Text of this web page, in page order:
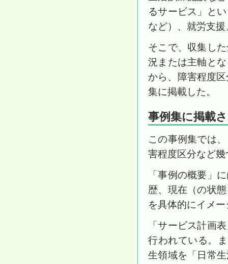
るサービス」と
など）、就労支
そこで、収集し
況または主軸と
から、障害程度
集に掲載した。
事例集に掲載
この事例集では
害程度区分など
「事例の概要」
歴、現在（の状
を具体的にイメ
「サービス計画
行われている。
生領域を「日常